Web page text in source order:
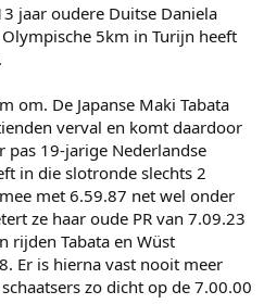
jaar oudere Duitse Daniela
5km in Turijn heeft
om. De Japanse Maki Tabata
verval en komt daardoor
pas 19-jarige Nederlandse
in die slotronde slechts 2
met 6.59.87 net wel onder
ze haar oude PR van 7.09.23
rijden Tabata en Wüst
Er is hierna vast nooit meer
zo dicht op de 7.00.00